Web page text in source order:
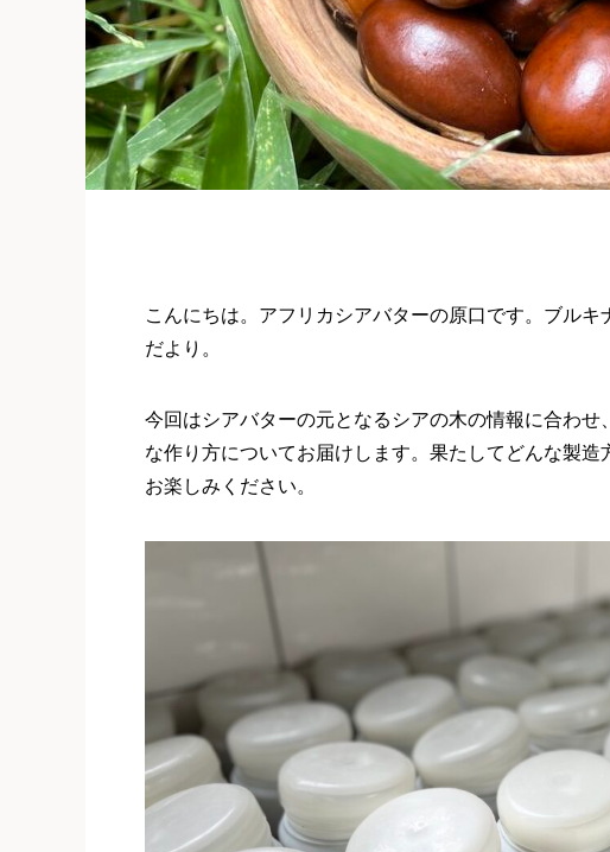
こんにちは。アフリカシアバターの原口です。ブル
だより。
今回はシアバターの元となるシアの木の情報に合わ
な作り方についてお届けします。果たしてどんな製
お楽しみください。